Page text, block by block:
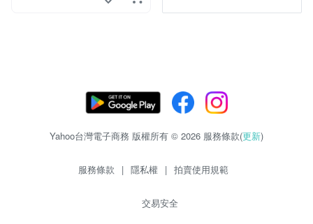
Yahoo台灣電子商務 版權所有 © 2026 服務條款(更新)
服務條款 | 隱私權 | 拍賣使用規範
交易安全